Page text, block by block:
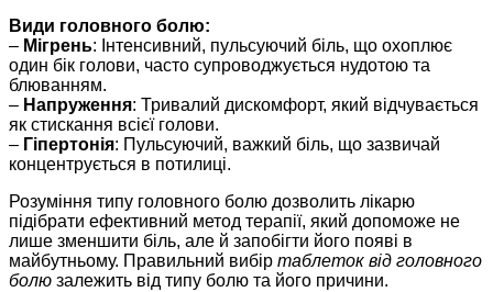
Види головного болю:
– Мігрень: Інтенсивний, пульсуючий біль, що охоплює
один бік голови, часто супроводжується нудотою та
блюванням.
– Напруження: Тривалий дискомфорт, який відчувається
як стискання всієї голови.
– Гіпертонія: Пульсуючий, важкий біль, що зазвичай
концентрується в потилиці.
Розуміння типу головного болю дозволить лікарю
підібрати ефективний метод терапії, який допоможе не
лише зменшити біль, але й запобігти його появі в
майбутньому. Правильний вибір таблеток від головного
болю залежить від типу болю та його причини.